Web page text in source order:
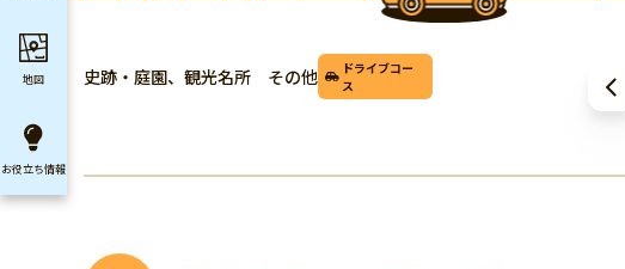
史跡・庭園、観光名所 その他
ドライブコー
ス
地図
お役立ち情報